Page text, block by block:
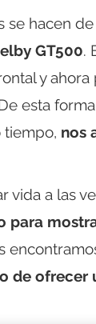
se hacen de
GT500.
y ahora
esta
tiempo, nos
vida a las
para
de ofrecer